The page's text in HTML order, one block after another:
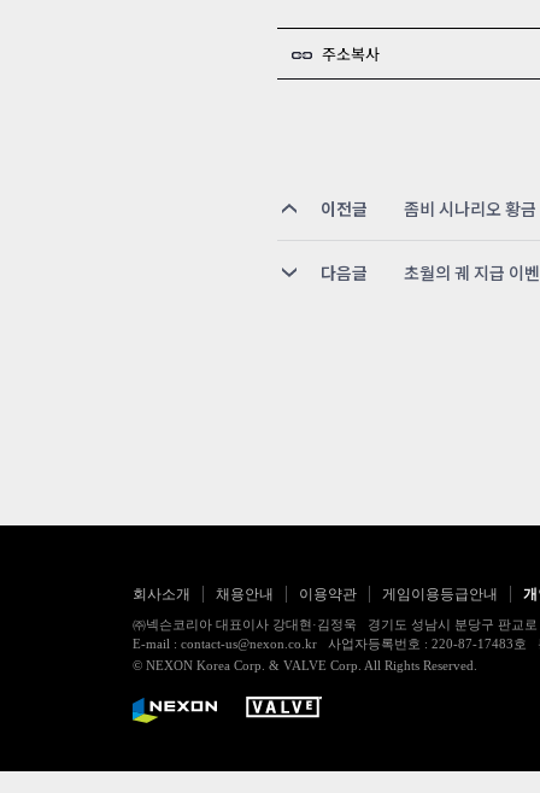
주소복사
이전글 좀비 시나리오 황
다음글 초월의 궤 지급 이
회사소개 채용안내 이용약관 게임이용등급안내
㈜넥슨코리아 대표이사 강대현·김정욱 경기도 성남시 분당구 판교
E-mail : contact-us@nexon.co.kr 사업자등록번호 : 220-87-17483
© NEXON Korea Corp. & VALVE Corp. All Rights Reserved.